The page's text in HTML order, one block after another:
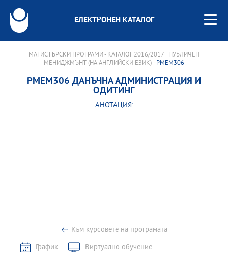
ЕЛЕКТРОНЕН КАТАЛОГ
МАГИСТЪРСКИ ПРОГРАМИ - КАТАЛОГ 2016/2017
ПУБЛИЧЕН
МЕНИДЖМЪНТ (НА АНГЛИЙСКИ ЕЗИК) | PMEM306
PMEM306 ДАНЪЧНА АДМИНИСТРАЦИЯ И
ОДИТИНГ
АНОТАЦИЯ:
Към курсовете на програмата
График
Виртуално обучение